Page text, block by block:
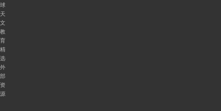
球
天
文
教
育
精
选
外
部
资
源